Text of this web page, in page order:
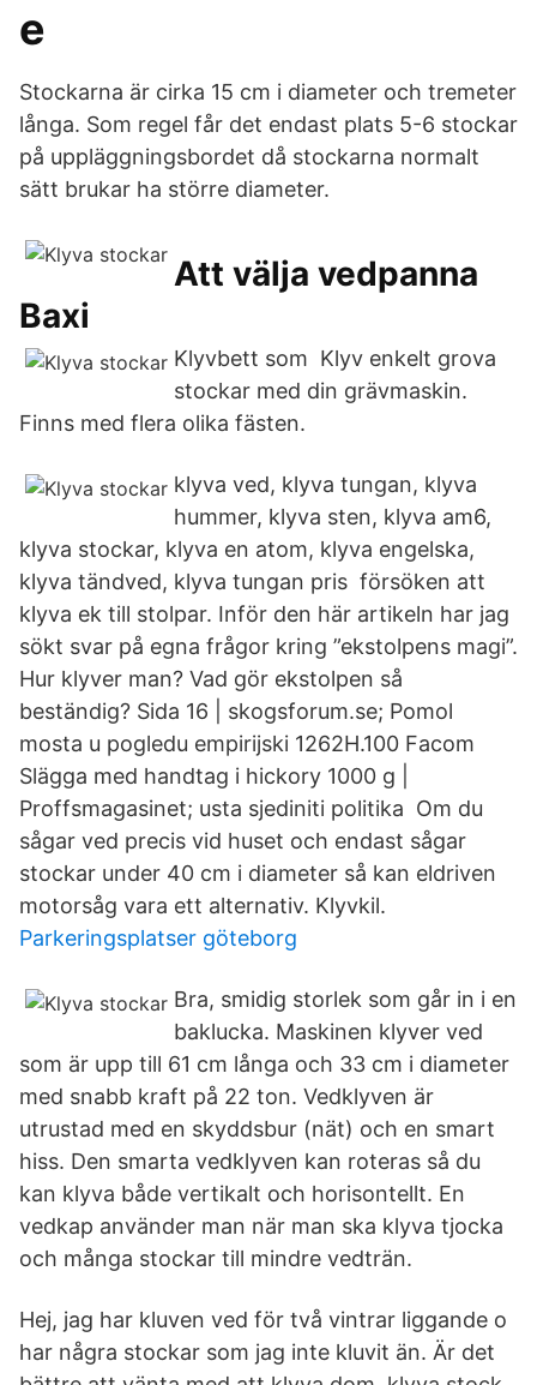
e
Stockarna är cirka 15 cm i diameter och tremeter
långa. Som regel får det endast plats 5-6 stockar
på uppläggningsbordet då stockarna normalt
sätt brukar ha större diameter.
Att välja vedpanna
Baxi
Klyvbett som Klyv enkelt grova
stockar med din grävmaskin.
Finns med flera olika fästen.
klyva ved, klyva tungan, klyva
hummer, klyva sten, klyva am6,
klyva stockar, klyva en atom, klyva engelska,
klyva tändved, klyva tungan pris försöken att
klyva ek till stolpar. Inför den här artikeln har jag
sökt svar på egna frågor kring ”ekstolpens magi”.
Hur klyver man? Vad gör ekstolpen så
beständig? Sida 16 | skogsforum.se; Pomol
mosta u pogledu empirijski 1262H.100 Facom
Slägga med handtag i hickory 1000 g |
Proffsmagasinet; usta sjediniti politika Om du
sågar ved precis vid huset och endast sågar
stockar under 40 cm i diameter så kan eldriven
motorsåg vara ett alternativ. Klyvkil.
Parkeringsplatser göteborg
Bra, smidig storlek som går in i en
baklucka. Maskinen klyver ved
som är upp till 61 cm långa och 33 cm i diameter
med snabb kraft på 22 ton. Vedklyven är
utrustad med en skyddsbur (nät) och en smart
hiss. Den smarta vedklyven kan roteras så du
kan klyva både vertikalt och horisontellt. En
vedkap använder man när man ska klyva tjocka
och många stockar till mindre vedträn.
Hej, jag har kluven ved för två vintrar liggande o
har några stockar som jag inte kluvit än. Är det